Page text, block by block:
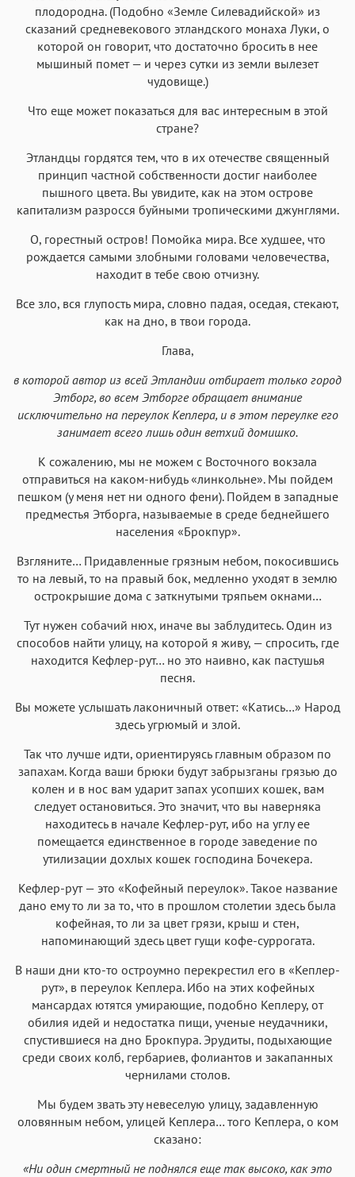
плодородна. (Подобно «Земле Силевадийской» из
сказаний средневекового этландского монаха Луки, о
которой он говорит, что достаточно бросить в нее
мышиный помет — и через сутки из земли вылезет
чудовище.)
Что еще может показаться для вас интересным в этой
стране?
Этландцы гордятся тем, что в их отечестве священный
принцип частной собственности достиг наиболее
пышного цвета. Вы увидите, как на этом острове
капитализм разросся буйными тропическими джунглями.
О, горестный остров! Помойка мира. Все худшее, что
рождается самыми злобными головами человечества,
находит в тебе свою отчизну.
Все зло, вся глупость мира, словно падая, оседая, стекают,
как на дно, в твои города.
Глава,
в которой автор из всей Этландии отбирает только город
Этборг, во всем Этборге обращает внимание
исключительно на переулок Кеплера, и в этом переулке его
занимает всего лишь один ветхий домишко.
К сожалению, мы не можем с Восточного вокзала
отправиться на каком-нибудь «линкольне». Мы пойдем
пешком (у меня нет ни одного фени). Пойдем в западные
предместья Этборга, называемые в среде беднейшего
населения «Брокпур».
Взгляните… Придавленные грязным небом, покосившись
то на левый, то на правый бок, медленно уходят в землю
острокрышие дома с заткнутыми тряпьем окнами…
Тут нужен собачий нюх, иначе вы заблудитесь. Один из
способов найти улицу, на которой я живу, — спросить, где
находится Кефлер-рут… но это наивно, как пастушья
песня.
Вы можете услышать лаконичный ответ: «Катись…» Народ
здесь угрюмый и злой.
Так что лучше идти, ориентируясь главным образом по
запахам. Когда ваши брюки будут забрызганы грязью до
колен и в нос вам ударит запах усопших кошек, вам
следует остановиться. Это значит, что вы наверняка
находитесь в начале Кефлер-рут, ибо на углу ее
помещается единственное в городе заведение по
утилизации дохлых кошек господина Бочекера.
Кефлер-рут — это «Кофейный переулок». Такое название
дано ему то ли за то, что в прошлом столетии здесь была
кофейная, то ли за цвет грязи, крыш и стен,
напоминающий здесь цвет гущи кофе-суррогата.
В наши дни кто-то остроумно перекрестил его в «Кеплер-
рут», в переулок Кеплера. Ибо на этих кофейных
мансардах ютятся умирающие, подобно Кеплеру, от
обилия идей и недостатка пищи, ученые неудачники,
спустившиеся на дно Брокпура. Эрудиты, подыхающие
среди своих колб, гербариев, фолиантов и закапанных
чернилами столов.
Мы будем звать эту невеселую улицу, задавленную
оловянным небом, улицей Кеплера… того Кеплера, о ком
сказано:
«Ни один смертный не поднялся еще так высоко, как это